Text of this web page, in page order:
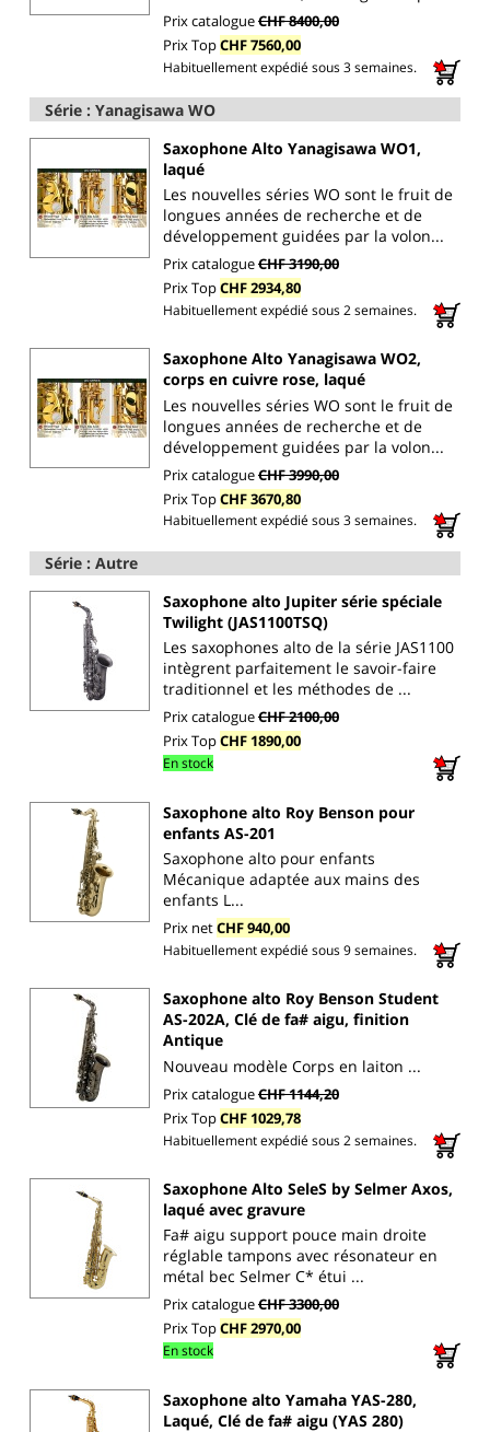
Prix catalogueCHF 8400,00
Prix TopCHF 7560,00
Habituellement expédié sous 3 semaines.
Série : Yanagisawa WO
Saxophone Alto Yanagisawa WO1,
laqué
Les nouvelles séries WO sont le fruit de
longues années de recherche et de
développement guidées par la volon...
Prix catalogueCHF 3190,00
Prix TopCHF 2934,80
Habituellement expédié sous 2 semaines.
Saxophone Alto Yanagisawa WO2,
corps en cuivre rose, laqué
Les nouvelles séries WO sont le fruit de
longues années de recherche et de
développement guidées par la volon...
Prix catalogueCHF 3990,00
Prix TopCHF 3670,80
Habituellement expédié sous 3 semaines.
Série : Autre
Saxophone alto Jupiter série spéciale
Twilight (JAS1100TSQ)
Les saxophones alto de la série JAS1100
intègrent parfaitement le savoir-faire
traditionnel et les méthodes de ...
Prix catalogueCHF 2100,00
Prix TopCHF 1890,00
En stock
Saxophone alto Roy Benson pour
enfants AS-201
Saxophone alto pour enfants
Mécanique adaptée aux mains des
enfants L...
Prix netCHF 940,00
Habituellement expédié sous 9 semaines.
Saxophone alto Roy Benson Student
AS-202A, Clé de fa# aigu, finition
Antique
Nouveau modèle Corps en laiton ...
Prix catalogueCHF 1144,20
Prix TopCHF 1029,78
Habituellement expédié sous 2 semaines.
Saxophone Alto SeleS by Selmer Axos,
laqué avec gravure
Fa# aigu support pouce main droite
réglable tampons avec résonateur en
métal bec Selmer C* étui ...
Prix catalogueCHF 3300,00
Prix TopCHF 2970,00
En stock
Saxophone alto Yamaha YAS-280,
Laqué, Clé de fa# aigu (YAS 280)